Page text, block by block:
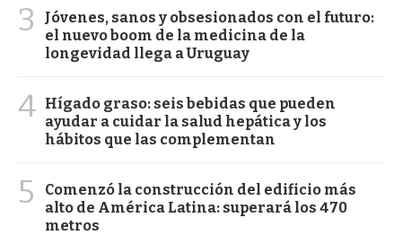
3
Jóvenes, sanos y obsesionados con el futuro:
el nuevo boom de la medicina de la
longevidad llega a Uruguay
4 Hígado graso: seis bebidas que pueden
ayudar a cuidar la salud hepática y los
hábitos que las complementan
5
Comenzó la construcción del edificio más
alto de América Latina: superará los 470
metros